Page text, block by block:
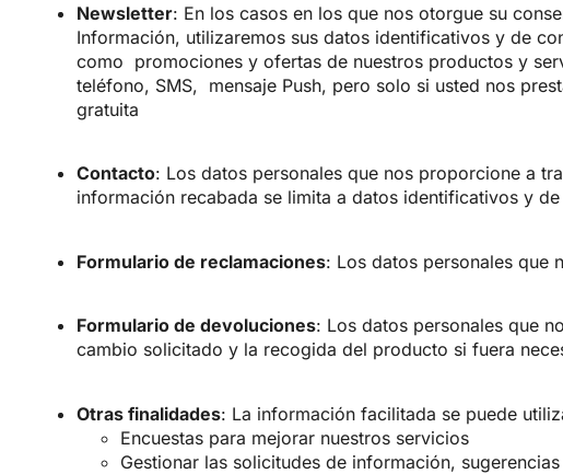
Newsletter: En los casos en los que nos otorgue su
Información, utilizaremos sus datos identificativos y de
como promociones y ofertas de nuestros productos y
teléfono, SMS, mensaje Push, pero solo si usted nos
gratuita
Contacto: Los datos personales que nos proporcione a
información recabada se limita a datos identificativos y
Formulario de reclamaciones: Los datos personales que
Formulario de devoluciones: Los datos personales que
cambio solicitado y la recogida del producto si fuera
Otras finalidades: La información facilitada se puede
Encuestas para mejorar nuestros servicios
Gestionar las solicitudes de información,